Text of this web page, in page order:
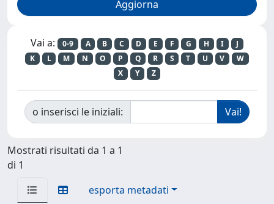
Vai a: 0-9 A B C D E F G H I
J
K
L M N O P Q R S T U V
W
X
Y Z
o inserisci le iniziali:
Mostrati risultati da 1 a 1
di 1
esporta metadati